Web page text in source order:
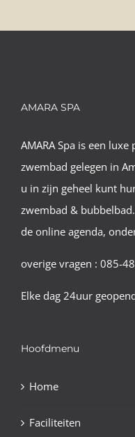
AMARA SPA
AMARA Spa is een
zwembad gelegen in
u in zijn geheel kunt
zwembad &
de online agenda,
overige vragen : 085-
Elke dag 24uur
Hoofdmenu
Home
Faciliteiten